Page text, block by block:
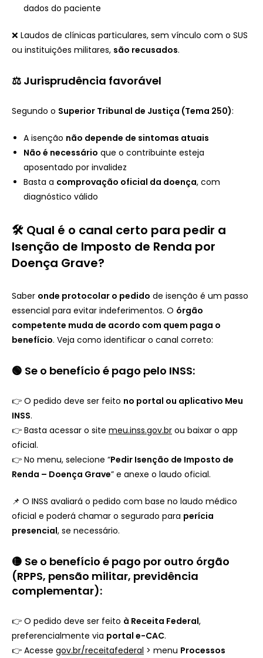
dados do paciente
❌ Laudos de clínicas particulares, sem vínculo com o SUS
ou instituições militares, são recusados.
⚖️ Jurisprudência favorável
Segundo o Superior Tribunal de Justiça (Tema 250):
A isenção não depende de sintomas atuais
Não é necessário que o contribuinte esteja
aposentado por invalidez
Basta a comprovação oficial da doença, com
diagnóstico válido
🛠️ Qual é o canal certo para pedir a
Isenção de Imposto de Renda por
Doença Grave?
Saber onde protocolar o pedido de isenção é um passo
essencial para evitar indeferimentos. O órgão
competente muda de acordo com quem paga o
benefício. Veja como identificar o canal correto:
🟢 Se o benefício é pago pelo INSS:
👉 O pedido deve ser feito no portal ou aplicativo Meu
INSS.
👉 Basta acessar o site meu.inss.gov.br ou baixar o app
oficial.
👉 No menu, selecione “Pedir Isenção de Imposto de
Renda – Doença Grave” e anexe o laudo oficial.
📌 O INSS avaliará o pedido com base no laudo médico
oficial e poderá chamar o segurado para perícia
presencial, se necessário.
🟡 Se o benefício é pago por outro órgão
(RPPS, pensão militar, previdência
complementar):
👉 O pedido deve ser feito à Receita Federal,
preferencialmente via portal e-CAC.
👉 Acesse gov.br/receitafederal > menu Processos